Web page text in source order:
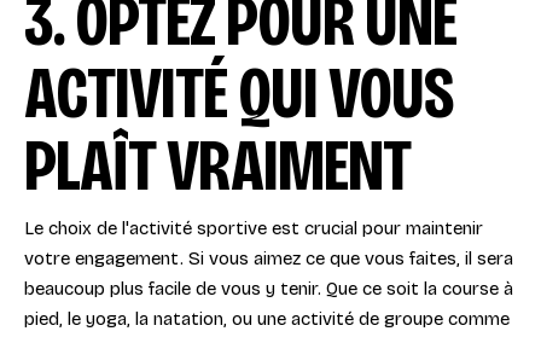
3. OPTEZ POUR UNE
ACTIVITÉ QUI VOUS
PLAÎT VRAIMENT
Le choix de l'activité sportive est crucial pour maintenir
votre engagement. Si vous aimez ce que vous faites, il sera
beaucoup plus facile de vous y tenir. Que ce soit la course à
pied, le yoga, la natation, ou une activité de groupe comme